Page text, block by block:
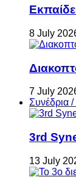
8 July
7 July
Συνέδρια
3rd
13 July